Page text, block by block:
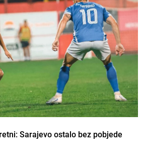
Sarajevo ostalo bez pobjede